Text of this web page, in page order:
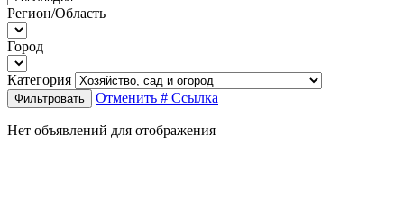
Регион/Область
Город
Категория
Фильтровать Отменить # Ссылка
Нет объявлений для отображения